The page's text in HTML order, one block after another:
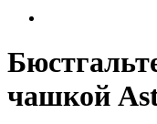
чашкой